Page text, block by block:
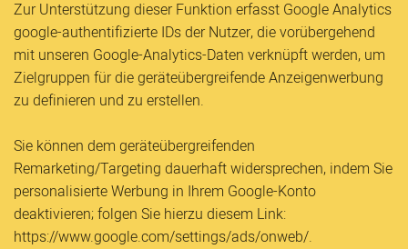
Zur Unterstützung dieser Funktion erfasst Google Analytics
google-authentifizierte IDs der Nutzer, die vorübergehend
mit unseren Google-Analytics-Daten verknüpft werden, um
Zielgruppen für die geräteübergreifende Anzeigenwerbung
zu definieren und zu erstellen.
Sie können dem geräteübergreifenden
Remarketing/Targeting dauerhaft widersprechen, indem Sie
personalisierte Werbung in Ihrem Google-Konto
deaktivieren; folgen Sie hierzu diesem Link:
https://www.google.com/settings/ads/onweb/.